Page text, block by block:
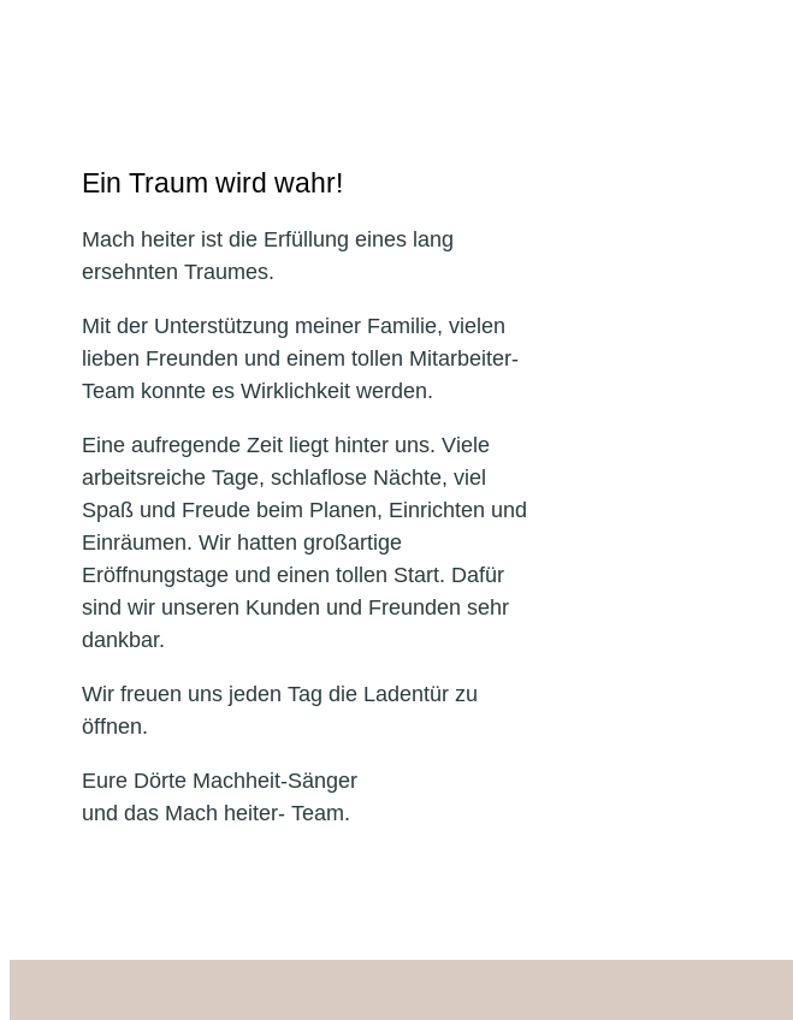
Ein Traum wird wahr!
Mach heiter ist die Erfüllung eines lang
ersehnten Traumes.
Mit der Unterstützung meiner Familie, vielen
lieben Freunden und einem tollen Mitarbeiter-
Team konnte es Wirklichkeit werden.
Eine aufregende Zeit liegt hinter uns. Viele
arbeitsreiche Tage, schlaflose Nächte, viel
Spaß und Freude beim Planen, Einrichten und
Einräumen. Wir hatten großartige
Eröffnungstage und einen tollen Start. Dafür
sind wir unseren Kunden und Freunden sehr
dankbar.
Wir freuen uns jeden Tag die Ladentür zu
öffnen.
Eure Dörte Machheit-Sänger
und das Mach heiter- Team.